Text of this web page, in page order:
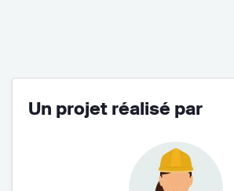
Un projet réalisé par